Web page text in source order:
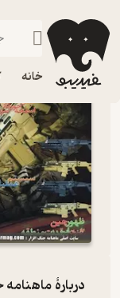
خانه
فیدیبو مجله و نشریه
دربارۀ ماهنامه